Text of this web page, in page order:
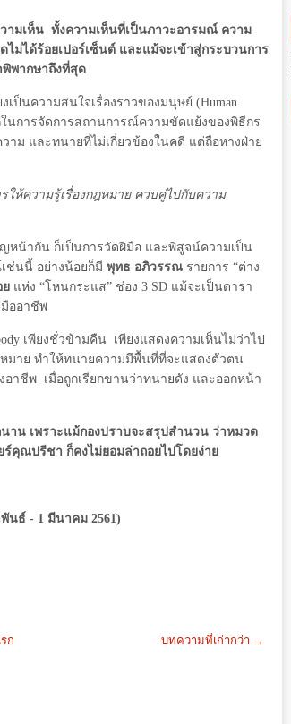
ามเห็น ทั้งความเห็นที่เป็นภาวะอารมณ์ ความ
ม่ได้ร้อยเปอร์เซ็นต์ และแม้จะเข้าสู่กระบวนการ
พิพากษาถึงที่สุด
งเป็นความสนใจเรื่องราวของมนุษย์ (Human
นการจัดการสถานการณ์ความขัดแย้งของพิธีกร
ม และทนายที่ไม่เกี่ยวข้องในคดี แต่ถือหางฝ่าย
ห้ความรู้เรื่องกฎหมาย ควบคู่ไปกับความ
หน้ากัน ก็เป็นการวัดฝีมือ และพิสูจน์ความเป็น
ช่นนี้ อย่างน้อยก็มี พุทธ อภิวรรณ รายการ “ต่าง
ย แห่ง “โหนกระแส” ช่อง 3 SD แม้จะเป็นดารา
ออาชีพ
เพียงชั่วข้ามคืน
เพียงแสดงความเห็นไม่ว่าไป
มาย ทำให้ทนายความมีพื้นที่ที่จะแสดงตัวตน
อาชีพ เมื่อถูกเรียกขานว่าทนายดัง และออกหน้า
าน เพราะแม้กองปราบจะสรุปสำนวน ว่าหมวด
คุณปรีชา ก็คงไม่ยอมล่าถอยไปโดยง่าย
นธ์ - 1 มีนาคม 2561)
บทความที่เก่ากว่า →
ก